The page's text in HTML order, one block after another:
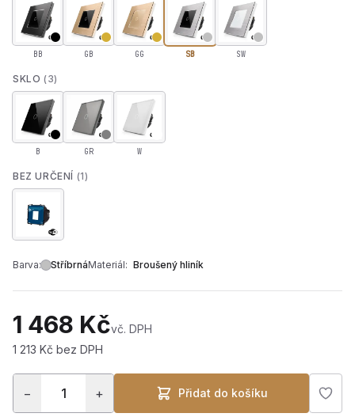
BB GB GG SB SW
SKLO (3)
B GR W
BEZ URČENÍ (1)
Barva: StříbrnáMateriál: Broušený hliník
1 468 Kčvč. DPH
1 213 Kč bez DPH
− + Přidat do košíku